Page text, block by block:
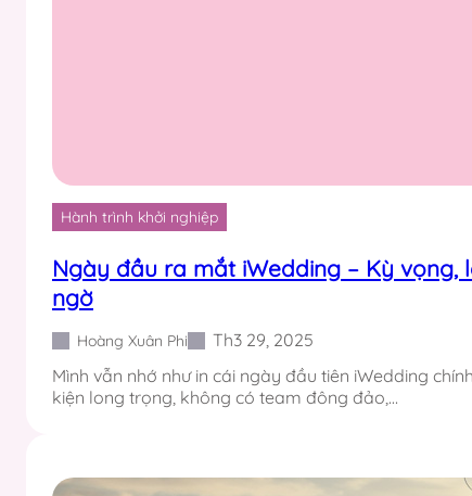
Hành trình khởi nghiệp
Ngày đầu ra mắt iWedding – Kỳ vọng,
ngờ
Hoàng Xuân Phi
Th3 29, 2025
Mình vẫn nhớ như in cái ngày đầu tiên iWedding
kiện long trọng, không có team đông đảo,…